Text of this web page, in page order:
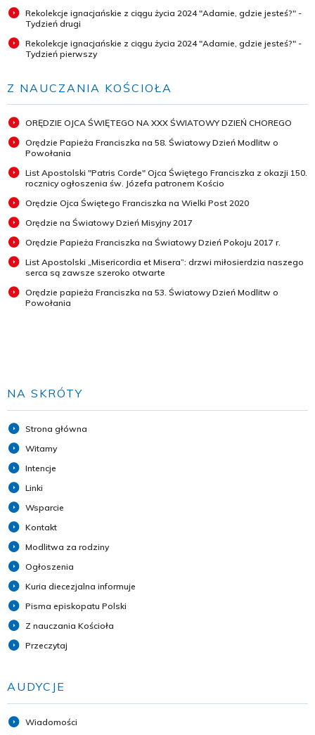
Rekolekcje ignacjańskie z ciągu życia 2024 "Adamie, gdzie jesteś?" -
Tydzień drugi
Rekolekcje ignacjańskie z ciągu życia 2024 "Adamie, gdzie jesteś?" -
Tydzień pierwszy
Z NAUCZANIA KOŚCIOŁA
ORĘDZIE OJCA ŚWIĘTEGO NA XXX ŚWIATOWY DZIEŃ CHOREGO
Orędzie Papieża Franciszka na 58. Światowy Dzień Modlitw o
Powołania
List Apostolski "Patris Corde" Ojca Świętego Franciszka z okazji 150.
rocznicy ogłoszenia św. Józefa patronem Kościo
Orędzie Ojca Świętego Franciszka na Wielki Post 2020
Orędzie na Światowy Dzień Misyjny 2017
Orędzie Papieża Franciszka na Światowy Dzień Pokoju 2017 r.
List Apostolski „Misericordia et Misera”: drzwi miłosierdzia naszego
serca są zawsze szeroko otwarte
Orędzie papieża Franciszka na 53. Światowy Dzień Modlitw o
Powołania
NA SKRÓTY
Strona główna
Witamy
Intencje
Linki
Wsparcie
Kontakt
Modlitwa za rodziny
Ogłoszenia
Kuria diecezjalna informuje
Pisma episkopatu Polski
Z nauczania Kościoła
Przeczytaj
AUDYCJE
Wiadomości